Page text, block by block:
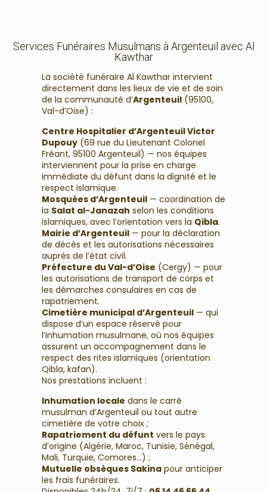
Services Funéraires Musulmans à Argenteuil avec Al
Kawthar
La société funéraire Al Kawthar intervient
directement dans les lieux de vie et de soin
de la communauté d’Argenteuil (95100,
Val-d’Oise) :
Centre Hospitalier d’Argenteuil Victor
Dupouy (69 rue du Lieutenant Colonel
Fréant, 95100 Argenteuil) — nos équipes
interviennent pour la prise en charge
immédiate du défunt dans la dignité et le
respect islamique.
Mosquées d’Argenteuil — coordination de
la Salat al-Janazah selon les conditions
islamiques, avec l’orientation vers la Qibla.
Mairie d’Argenteuil — pour la déclaration
de décès et les autorisations nécessaires
auprès de l’état civil.
Préfecture du Val-d’Oise (Cergy) — pour
les autorisations de transport de corps et
les démarches consulaires en cas de
rapatriement.
Cimetière municipal d’Argenteuil — qui
dispose d’un espace réservé pour
l’inhumation musulmane, où nos équipes
assurent un accompagnement dans le
respect des rites islamiques (orientation
Qibla, kafan).
Nos prestations incluent :
Inhumation locale dans le carré
musulman d’Argenteuil ou tout autre
cimetière de votre choix ;
Rapatriement du défunt vers le pays
d’origine (Algérie, Maroc, Tunisie, Sénégal,
Mali, Turquie, Comores…) ;
Mutuelle obsèques Sakina pour anticiper
les frais funéraires.